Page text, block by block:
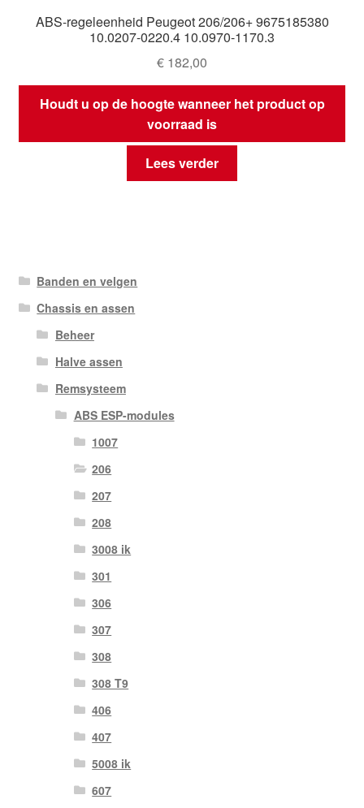
ABS-regeleenheid Peugeot 206/206+ 9675185380
10.0207-0220.4 10.0970-1170.3
€ 182,00
Houdt u op de hoogte wanneer het product op
voorraad is
Lees verder
Banden en velgen
Chassis en assen
Beheer
Halve assen
Remsysteem
ABS ESP-modules
1007
206
207
208
3008 ik
301
306
307
308
308 T9
406
407
5008 ik
607